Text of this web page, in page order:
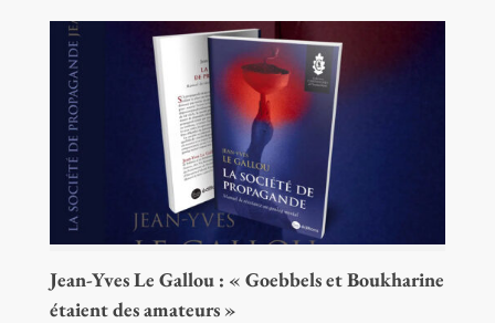
Jean-Yves Le Gallou : « Goebbels et Boukharine
étaient des amateurs »